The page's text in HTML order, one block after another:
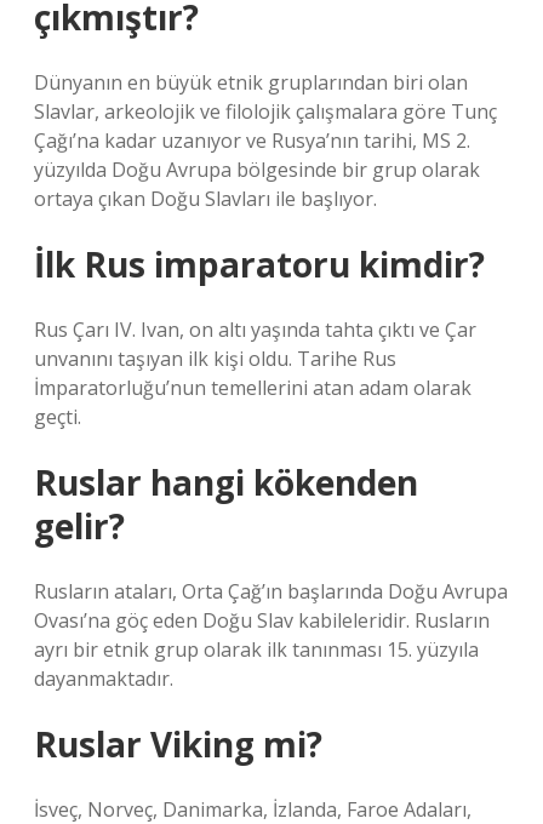
çıkmıştır?
Dünyanın en büyük etnik gruplarından biri olan
Slavlar, arkeolojik ve filolojik çalışmalara göre Tunç
Çağı’na kadar uzanıyor ve Rusya’nın tarihi, MS 2.
yüzyılda Doğu Avrupa bölgesinde bir grup olarak
ortaya çıkan Doğu Slavları ile başlıyor.
İlk Rus imparatoru kimdir?
Rus Çarı IV. Ivan, on altı yaşında tahta çıktı ve Çar
unvanını taşıyan ilk kişi oldu. Tarihe Rus
İmparatorluğu’nun temellerini atan adam olarak
geçti.
Ruslar hangi kökenden
gelir?
Rusların ataları, Orta Çağ’ın başlarında Doğu Avrupa
Ovası’na göç eden Doğu Slav kabileleridir. Rusların
ayrı bir etnik grup olarak ilk tanınması 15. yüzyıla
dayanmaktadır.
Ruslar Viking mi?
İsveç, Norveç, Danimarka, İzlanda, Faroe Adaları,